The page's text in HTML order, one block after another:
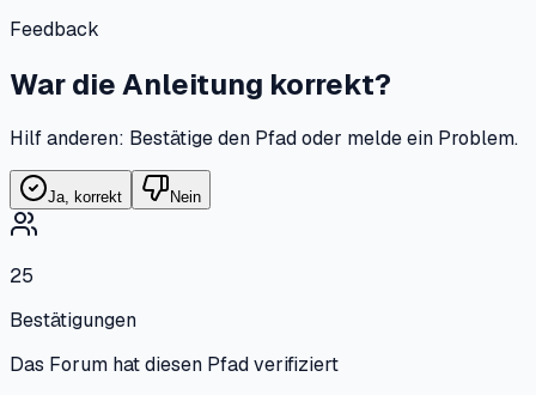
Feedback
War die Anleitung korrekt?
Hilf anderen: Bestätige den Pfad oder melde ein Problem.
Ja, korrekt Nein
25
Bestätigungen
Das Forum hat diesen Pfad verifiziert